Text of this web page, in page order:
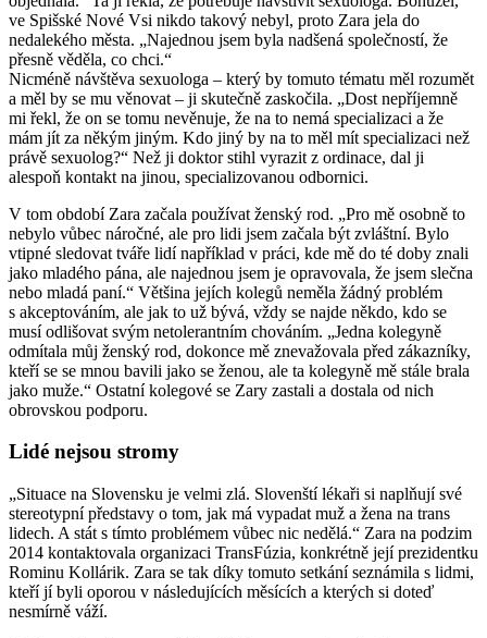
ve Spišské Nové Vsi nikdo takový nebyl, proto Zara jela do
nedalekého města. „Najednou jsem byla nadšená společností, že
přesně věděla, co chci.“
Nicméně návštěva sexuologa – který by tomuto tématu měl rozumět
a měl by se mu věnovat – ji skutečně zaskočila. „Dost nepříjemně
mi řekl, že on se tomu nevěnuje, že na to nemá specializaci a že
mám jít za někým jiným. Kdo jiný by na to měl mít specializaci než
právě sexuolog?“ Než ji doktor stihl vyrazit z ordinace, dal ji
alespoň kontakt na jinou, specializovanou odbornici.
V tom období Zara začala používat ženský rod. „Pro mě osobně to
nebylo vůbec náročné, ale pro lidi jsem začala být zvláštní. Bylo
vtipné sledovat tváře lidí například v práci, kde mě do té doby znali
jako mladého pána, ale najednou jsem je opravovala, že jsem slečna
nebo mladá paní.“ Většina jejích kolegů neměla žádný problém
s akceptováním, ale jak to už bývá, vždy se najde někdo, kdo se
musí odlišovat svým netolerantním chováním. „Jedna kolegyně
odmítala můj ženský rod, dokonce mě znevažovala před zákazníky,
kteří se se mnou bavili jako se ženou, ale ta kolegyně mě stále brala
jako muže.“ Ostatní kolegové se Zary zastali a dostala od nich
obrovskou podporu.
Lidé nejsou stromy
„Situace na Slovensku je velmi zlá. Slovenští lékaři si naplňují své
stereotypní představy o tom, jak má vypadat muž a žena na trans
lidech. A stát s tímto problémem vůbec nic nedělá.“ Zara na podzim
2014 kontaktovala organizaci TransFúzia, konkrétně její prezidentku
Rominu Kollárik. Zara se tak díky tomuto setkání seznámila s lidmi,
kteří jí byli oporou v následujících měsících a kterých si doteď
nesmírně váží.